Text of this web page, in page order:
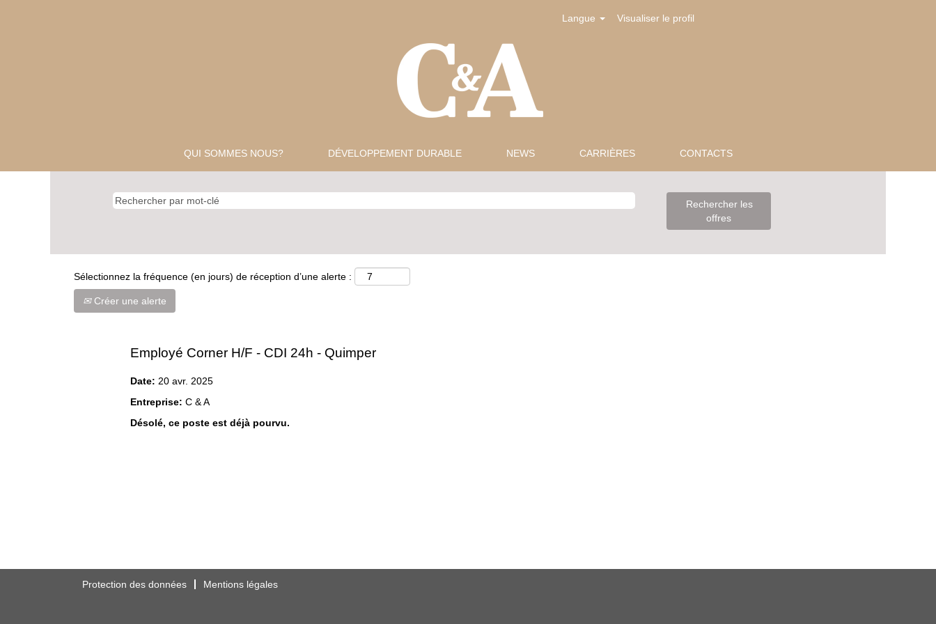
Langue Visualiser le profil
QUI SOMMES NOUS? DÉVELOPPEMENT DURABLE NEWS CARRIÈRES CONTACTS
Sélectionnez la fréquence (en jours) de réception d’une alerte :
Créer une alerte
Employé Corner H/F - CDI 24h - Quimper
Date: 20 avr. 2025
Entreprise: C & A
Désolé, ce poste est déjà pourvu.
Protection des données Mentions légales